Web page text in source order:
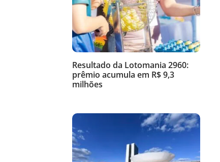
Resultado da Lotomania 2960:
prêmio acumula em R$ 9,3
milhões